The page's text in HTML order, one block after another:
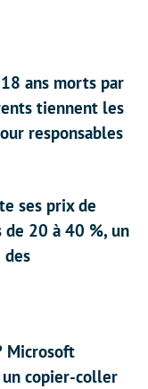
ans morts par
tiennent les
responsables
ses prix de
de 20 à 40 %, un
des
Microsoft
copier-coller